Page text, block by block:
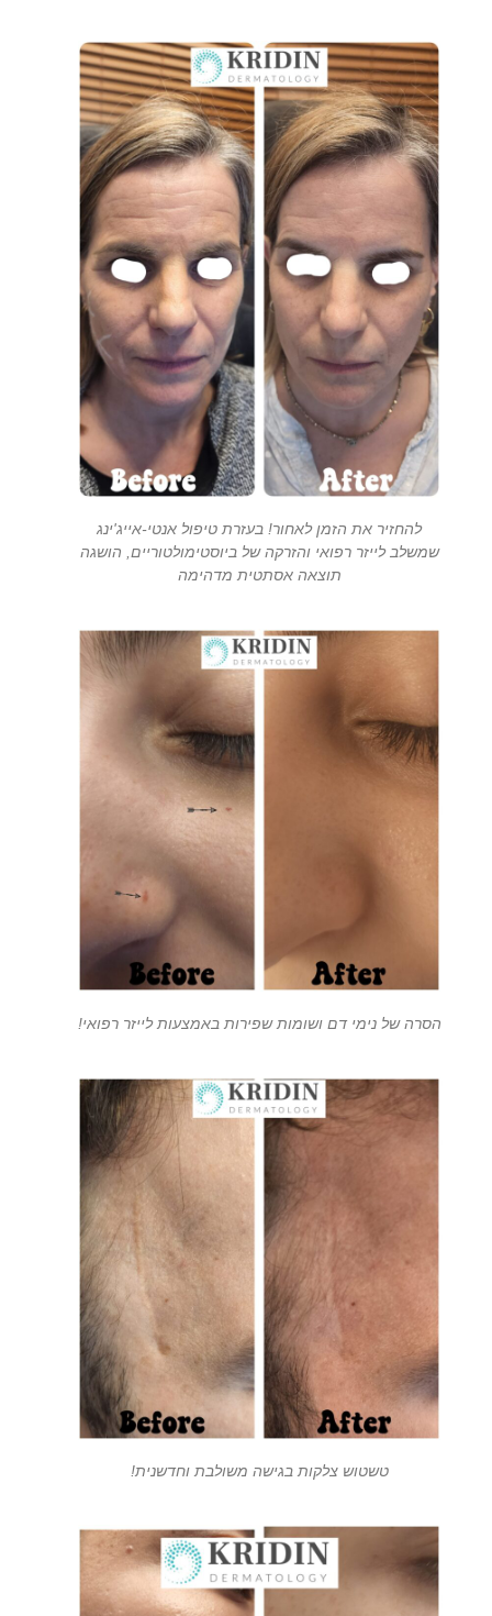
להחזיר את הזמן לאחור! בעזרת טיפול אנטי-אייג'ינג
שמשלב לייזר רפואי והזרקה של ביוסטימולטוריים, הושגה
תוצאה אסתטית מדהימה
הסרה של נימי דם ושומות שפירות באמצעות לייזר רפואי!
טשטוש צלקות בגישה משולבת וחדשנית!